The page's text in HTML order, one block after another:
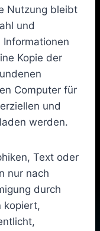
Nutzung bleibt
und
Kopie der
Computer für
und
werden.
Text oder
nur nach
durch
kopiert,